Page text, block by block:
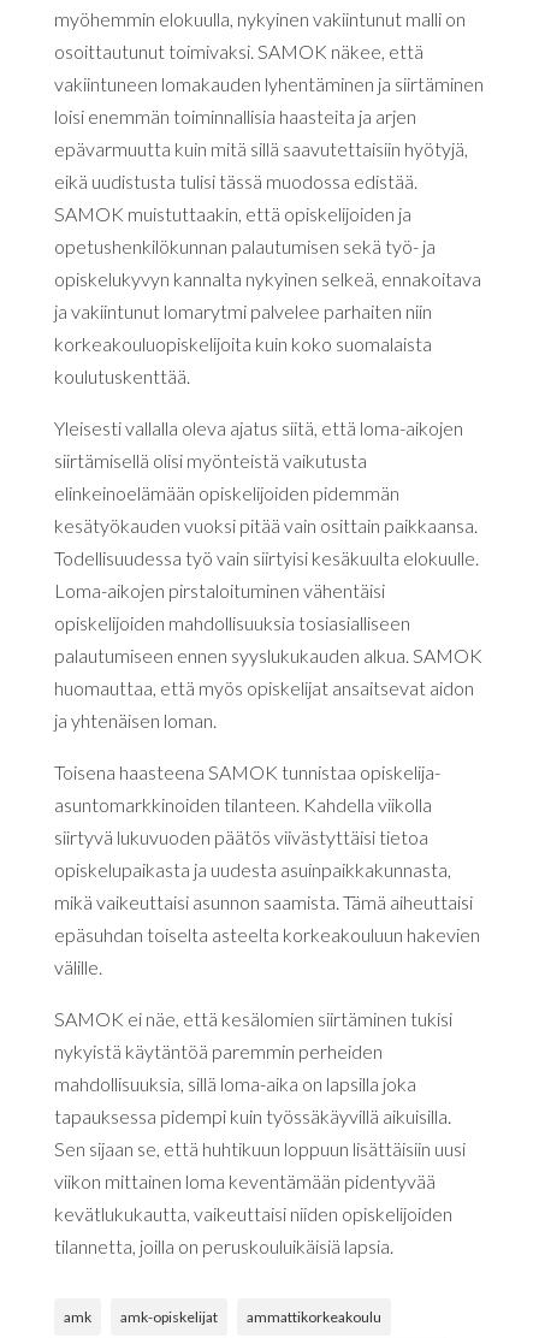
myöhemmin elokuulla, nykyinen vakiintunut malli on
osoittautunut toimivaksi. SAMOK näkee, että
vakiintuneen lomakauden lyhentäminen ja siirtäminen
loisi enemmän toiminnallisia haasteita ja arjen
epävarmuutta kuin mitä sillä saavutettaisiin hyötyjä,
eikä uudistusta tulisi tässä muodossa edistää.
SAMOK muistuttaakin, että opiskelijoiden ja
opetushenkilökunnan palautumisen sekä työ- ja
opiskelukyvyn kannalta nykyinen selkeä, ennakoitava
ja vakiintunut lomarytmi palvelee parhaiten niin
korkeakouluopiskelijoita kuin koko suomalaista
koulutuskenttää.
Yleisesti vallalla oleva ajatus siitä, että loma-aikojen
siirtämisellä olisi myönteistä vaikutusta
elinkeinoelämään opiskelijoiden pidemmän
kesätyökauden vuoksi pitää vain osittain paikkaansa.
Todellisuudessa työ vain siirtyisi kesäkuulta elokuulle.
Loma-aikojen pirstaloituminen vähentäisi
opiskelijoiden mahdollisuuksia tosiasialliseen
palautumiseen ennen syyslukukauden alkua. SAMOK
huomauttaa, että myös opiskelijat ansaitsevat aidon
ja yhtenäisen loman.
Toisena haasteena SAMOK tunnistaa opiskelija-
asuntomarkkinoiden tilanteen. Kahdella viikolla
siirtyvä lukuvuoden päätös viivästyttäisi tietoa
opiskelupaikasta ja uudesta asuinpaikkakunnasta,
mikä vaikeuttaisi asunnon saamista. Tämä aiheuttaisi
epäsuhdan toiselta asteelta korkeakouluun hakevien
välille.
SAMOK ei näe, että kesälomien siirtäminen tukisi
nykyistä käytäntöä paremmin perheiden
mahdollisuuksia, sillä loma-aika on lapsilla joka
tapauksessa pidempi kuin työssäkäyvillä aikuisilla.
Sen sijaan se, että huhtikuun loppuun lisättäisiin uusi
viikon mittainen loma keventämään pidentyvää
kevätlukukautta, vaikeuttaisi niiden opiskelijoiden
tilannetta, joilla on peruskouluikäisiä lapsia.
amk amk-opiskelijat ammattikorkeakoulu